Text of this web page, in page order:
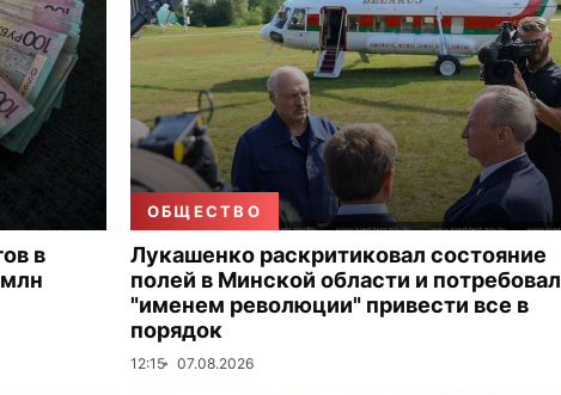
в
ОБЩЕСТВО
Лукашенко раскритиковал состояние
полей в Минской области и потребовал
"именем революции" привести все в
порядок
12:15 07.08.2026